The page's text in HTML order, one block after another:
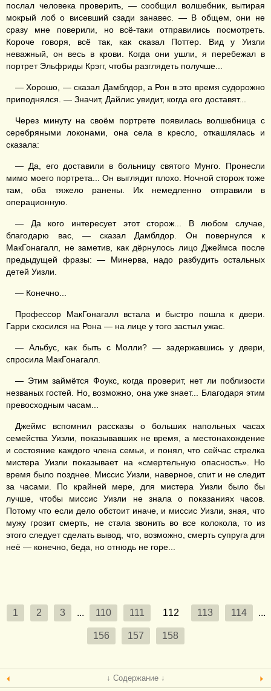
послал человека проверить, — сообщил волшебник, вытирая
мокрый лоб о висевший сзади занавес. — В общем, они не
сразу мне поверили, но всё-таки отправились посмотреть.
Короче говоря, всё так, как сказал Поттер. Вид у Уизли
неважный, он весь в крови. Когда они ушли, я перебежал в
портрет Эльфриды Крэгг, чтобы разглядеть получше...
— Хорошо, — сказал Дамблдор, а Рон в это время судорожно
приподнялся. — Значит, Дайлис увидит, когда его доставят...
Через минуту на своём портрете появилась волшебница с
серебряными локонами, она села в кресло, откашлялась и
сказала:
— Да, его доставили в больницу святого Мунго. Пронесли
мимо моего портрета... Он выглядит плохо. Ночной сторож тоже
там, оба тяжело ранены. Их немедленно отправили в
операционную.
— Да кого интересует этот сторож... В любом случае,
благодарю вас, — сказал Дамблдор. Он повернулся к
МакГонагалл, не заметив, как дёрнулось лицо Джеймса после
предыдущей фразы: — Минерва, надо разбудить остальных
детей Уизли.
— Конечно...
Профессор МакГонагалл встала и быстро пошла к двери.
Гарри скосился на Рона — на лице у того застыл ужас.
— Альбус, как быть с Молли? — задержавшись у двери,
спросила МакГонагалл.
— Этим займётся Фоукс, когда проверит, нет ли поблизости
незваных гостей. Но, возможно, она уже знает... Благодаря этим
превосходным часам...
Джеймс вспомнил рассказы о больших напольных часах
семейства Уизли, показывавших не время, а местонахождение
и состояние каждого члена семьи, и понял, что сейчас стрелка
мистера Уизли показывает на «смертельную опасность». Но
время было позднее. Миссис Уизли, наверное, спит и не следит
за часами. По крайней мере, для мистера Уизли было бы
лучше, чтобы миссис Уизли не знала о показаниях часов.
Потому что если дело обстоит иначе, и миссис Уизли, зная, что
мужу грозит смерть, не стала звонить во все колокола, то из
этого следует сделать вывод, что, возможно, смерть супруга для
неё — конечно, беда, но отнюдь не горе...
1 2 3 ... 110 111 112 113 114 ...
156 157 158
↓ Содержание ↓